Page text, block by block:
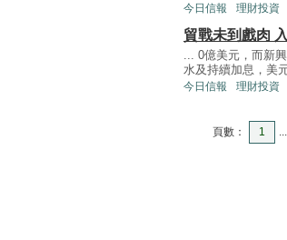
今日信報 理財投資
貿戰未到戲肉
... 0億美元，而新
水及持續加息，美
今日信報 理財投資
頁數： 1 ...